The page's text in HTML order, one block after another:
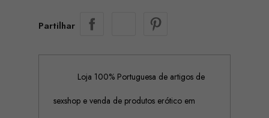
Partilhar
Loja 100% Portuguesa de artigos de
sexshop e venda de produtos erótico em